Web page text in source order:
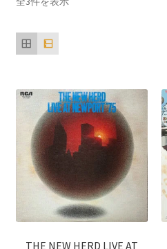
THE NEW HERD LIVE AT